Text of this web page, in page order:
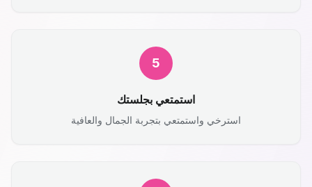
5
استمتعي بجلستك
استرخي واستمتعي بتجربة الجمال والعافية